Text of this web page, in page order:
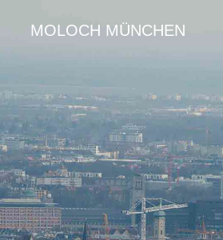
MOLOCH MÜNCHEN